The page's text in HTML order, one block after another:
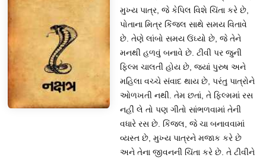
મુખ્ય પાત્ર, જે કેપિલ વિશે ચિંતા કરે છે,
પોતાના મિત્ર કિંજલ સાથે સમય વિતાવે
છે. તેણે લાંબો સમય ઉંઘ્યો છે, જે તેને
મનથી હળવું બનાવે છે. ટીવી પર જુની
ફિલ્મ ચાલતી હોય છે, જ્યાં પુરુષ અને
મહિલા વચ્ચે સંવાદ થાય છે, પરંતુ પાત્રોને
ઓળખતી નથી. તેમ છતાં, તે ફિલ્મમાં રસ
નહીં લે તો પણ ગીતો સાંભળવામાં તેની
વધારે રસ છે. કિંજલ, જે ચા બનાવવામાં
વ્યસ્ત છે, મુખ્ય પાત્રને મજાક કરે છે
અને તેના જીવનની ચિંતા કરે છે. તે ટીવીને